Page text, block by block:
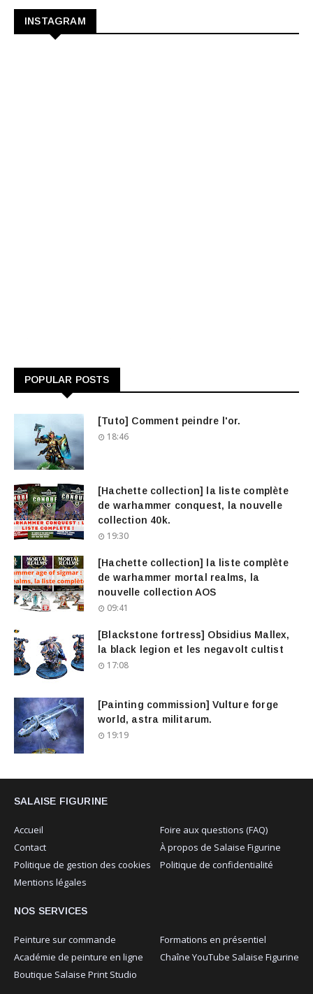
INSTAGRAM
POPULAR POSTS
[Tuto] Comment peindre l'or.
18:46
[Hachette collection] la liste complète
de warhammer conquest, la nouvelle
collection 40k.
19:30
[Hachette collection] la liste complète
de warhammer mortal realms, la
nouvelle collection AOS
09:41
[Blackstone fortress] Obsidius Mallex,
la black legion et les negavolt cultist
17:08
[Painting commission] Vulture forge
world, astra militarum.
19:19
SALAISE FIGURINE
Accueil
Foire aux questions (FAQ)
Contact
À propos de Salaise Figurine
Politique de gestion des cookies
Politique de confidentialité
Mentions légales
NOS SERVICES
Peinture sur commande
Formations en présentiel
Académie de peinture en ligne
Chaîne YouTube Salaise Figurine
Boutique Salaise Print Studio